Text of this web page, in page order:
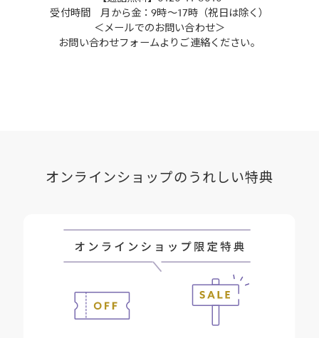
受付時間 月から金：9時～17時（祝日は除く）
＜メールでのお問い合わせ＞
お問い合わせフォームよりご連絡ください。
オンラインショップのうれしい特典